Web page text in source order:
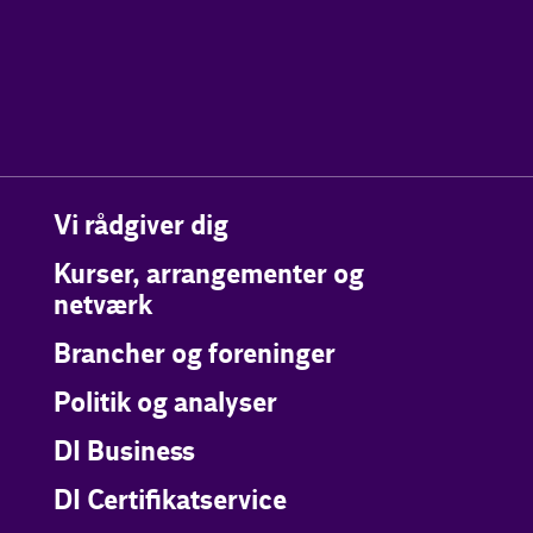
Vi rådgiver dig
Kurser, arrangementer og
netværk
Brancher og foreninger
Politik og analyser
DI Business
DI Certifikatservice